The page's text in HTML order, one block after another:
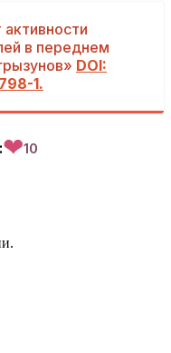
в переднем
DOI:
1.
❤10